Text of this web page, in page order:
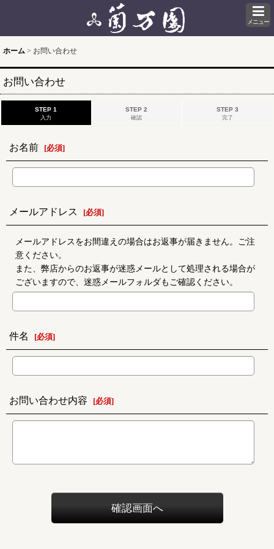
メニュー
ホーム > お問い合わせ
お問い合わせ
STEP 1
入力
STEP 2
確認
STEP 3
完了
お名前 [必須]
メールアドレス [必須]
メールアドレスをお間違えの場合はお返事が届きません。ご注
意ください。
また、弊店からのお返事が迷惑メールとして処理される場合が
ございますので、迷惑メールフォルダもご確認ください。
件名 [必須]
お問い合わせ内容 [必須]
確認画面へ